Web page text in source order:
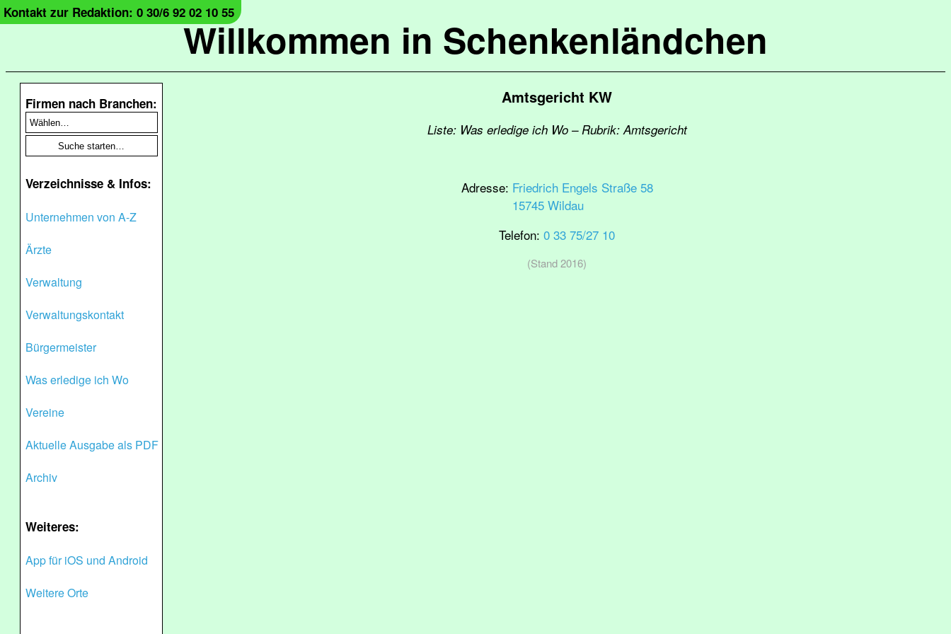
Willkommen in Schenkenländchen
Kontakt zur Redaktion: 0 30/6 92 02 10 55
Firmen nach Branchen:
Verzeichnisse & Infos:
Unternehmen von A-Z
Ärzte
Verwaltung
Verwaltungskontakt
Bürgermeister
Was erledige ich Wo
Vereine
Aktuelle Ausgabe als PDF
Archiv
Weiteres:
App für iOS und Android
Weitere Orte
Amtsgericht KW
Liste: Was erledige ich Wo – Rubrik: Amtsgericht
Adresse: Friedrich Engels Straße 58
15745 Wildau
Telefon: 0 33 75/27 10
(Stand 2016)